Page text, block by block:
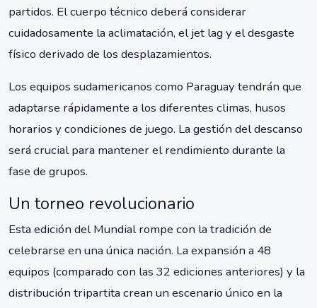
partidos. El cuerpo técnico deberá considerar
cuidadosamente la aclimatación, el jet lag y el desgaste
físico derivado de los desplazamientos.
Los equipos sudamericanos como Paraguay tendrán que
adaptarse rápidamente a los diferentes climas, husos
horarios y condiciones de juego. La gestión del descanso
será crucial para mantener el rendimiento durante la
fase de grupos.
Un torneo revolucionario
Esta edición del Mundial rompe con la tradición de
celebrarse en una única nación. La expansión a 48
equipos (comparado con las 32 ediciones anteriores) y la
distribución tripartita crean un escenario único en la